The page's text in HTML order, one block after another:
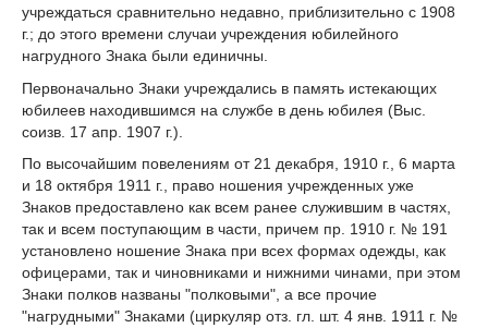
учреждаться сравнительно недавно, приблизительно с 1908
г.; до этого времени случаи учреждения юбилейного
нагрудного Знака были единичны.
Первоначально Знаки учреждались в память истекающих
юбилеев находившимся на службе в день юбилея (Выс.
соизв. 17 апр. 1907 г.).
По высочайшим повелениям от 21 декабря, 1910 г., 6 марта
и 18 октября 1911 г., право ношения учрежденных уже
Знаков предоставлено как всем ранее служившим в частях,
так и всем поступающим в части, причем пр. 1910 г. № 191
установлено ношение Знака при всех формах одежды, как
офицерами, так и чиновниками и нижними чинами, при этом
Знаки полков названы "полковыми", а все прочие
"нагрудными" Знаками (циркуляр отз. гл. шт. 4 янв. 1911 г. №